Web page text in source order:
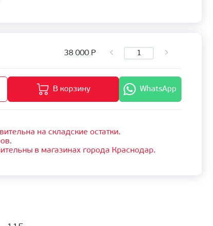
38 000 Р
В корзину WhatsApp
на складские остатки.
в магазинах города Краснодар.